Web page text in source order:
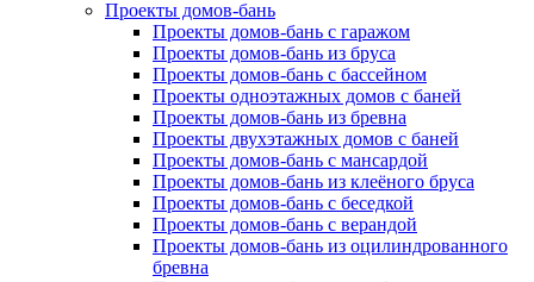
Проекты домов-бань
Проекты домов-бань с гаражом
Проекты домов-бань из бруса
Проекты домов-бань с бассейном
Проекты одноэтажных домов с баней
Проекты домов-бань из бревна
Проекты двухэтажных домов с баней
Проекты домов-бань с мансардой
Проекты домов-бань из клеёного бруса
Проекты домов-бань с беседкой
Проекты домов-бань с верандой
Проекты домов-бань из оцилиндрованного
бревна